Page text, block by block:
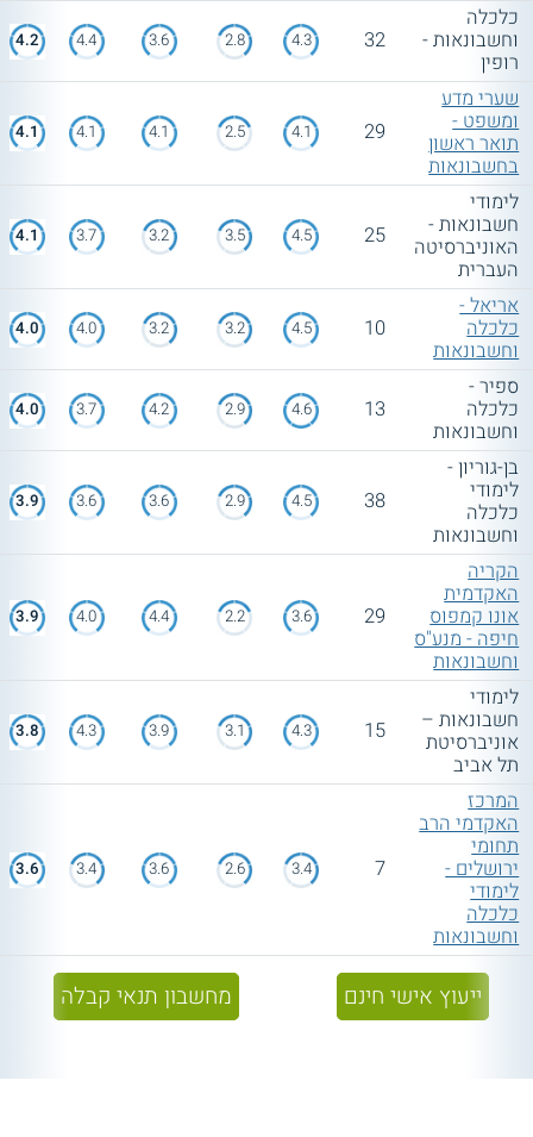
כלכלה
וחשבונאות -
רופין
32
4.3
2.8
3.6
4.4
4.2
שערי מדע
ומשפט -
תואר ראשון
בחשבונאות
29
4.1
2.5
4.1
4.1
4.1
לימודי
חשבונאות -
האוניברסיטה
העברית
25
4.5
3.5
3.2
3.7
4.1
אריאל -
כלכלה
וחשבונאות
10
4.5
3.2
3.2
4.0
4.0
ספיר -
כלכלה
וחשבונאות
13
4.6
2.9
4.2
3.7
4.0
בן-גוריון -
לימודי
כלכלה
וחשבונאות
38
4.5
2.9
3.6
3.6
3.9
הקריה
האקדמית
אונו קמפוס
חיפה - מנע"ס
וחשבונאות
29
3.6
2.2
4.4
4.0
3.9
לימודי
חשבונאות –
אוניברסיטת
תל אביב
15
4.3
3.1
3.9
4.3
3.8
המרכז
האקדמי הרב
תחומי
ירושלים -
לימודי
כלכלה
וחשבונאות
7
3.4
2.6
3.6
3.4
3.6
ייעוץ אישי חינם מחשבון תנאי קבלה